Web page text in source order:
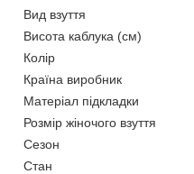
Вид взуття
Висота каблука (см)
Колір
Країна виробник
Матеріал підкладки
Розмір жіночого взуття
Сезон
Стан